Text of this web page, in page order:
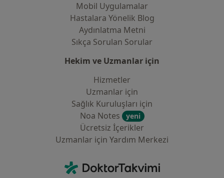
Mobil Uygulamalar
Hastalara Yönelik Blog
Aydınlatma Metni
Sıkça Sorulan Sorular
Hekim ve Uzmanlar için
Hizmetler
Uzmanlar için
Sağlık Kuruluşları için
Noa Notes
yeni
Ücretsiz İçerikler
Uzmanlar için Yardım Merkezi
DoktorTakvimi - Ana Sayfa